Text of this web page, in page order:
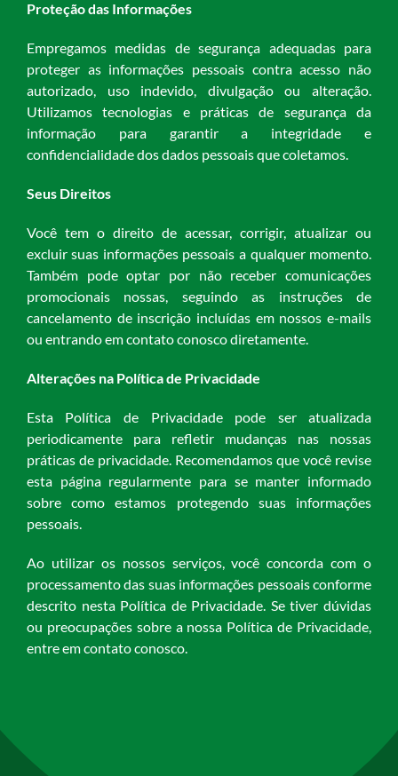
Proteção das Informações
Empregamos medidas de segurança adequadas para
proteger as informações pessoais contra acesso não
autorizado, uso indevido, divulgação ou alteração.
Utilizamos tecnologias e práticas de segurança da
informação para garantir a integridade e
confidencialidade dos dados pessoais que coletamos.
Seus Direitos
Você tem o direito de acessar, corrigir, atualizar ou
excluir suas informações pessoais a qualquer momento.
Também pode optar por não receber comunicações
promocionais nossas, seguindo as instruções de
cancelamento de inscrição incluídas em nossos e-mails
ou entrando em contato conosco diretamente.
Alterações na Política de Privacidade
Esta Política de Privacidade pode ser atualizada
periodicamente para refletir mudanças nas nossas
práticas de privacidade. Recomendamos que você revise
esta página regularmente para se manter informado
sobre como estamos protegendo suas informações
pessoais.
Ao utilizar os nossos serviços, você concorda com o
processamento das suas informações pessoais conforme
descrito nesta Política de Privacidade. Se tiver dúvidas
ou preocupações sobre a nossa Política de Privacidade,
entre em contato conosco.